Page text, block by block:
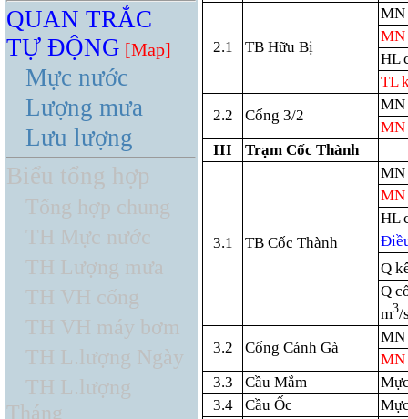
QUAN TRẮC
TỰ ĐỘNG [Map]
Mực nước
Lượng mưa
Lưu lượng
Biểu tổng hợp
Tổng hợp chung
TH Mực nước
TH Lượng mưa
TH VH cống
TH VH máy bơm
TH L.lượng Ngày
TH L.lượng
Tháng
2.1 TB Hữu Bị
MN
MN
HL
TL
2.2
Cống 3/2
MN
MN
III
Trạm Cốc Thành
3.1 TB Cốc Thành
MN
MN
HL
Q
Q
m3/
3.2
Cống Cánh Gà
MN
MN
3.3
Cầu Mắm
3.4
Cầu Ốc